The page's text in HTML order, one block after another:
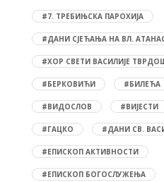
#7. ТРЕБИЊСКА ПАРОХИЈА
#ДАНИ СЈЕЋАЊА НА ВЛ.
#ХОР СВЕТИ ВАСИЛИЈЕ
#БЕРКОВИЋИ #БИЛЕЋА
#ВИДОСЛОВ #ВИЈЕСТИ
#ГАЦКО #ДАНИ СВ.
#ЕПИСКОП АКТИВНОСТИ
#ЕПИСКОП БОГОСЛУЖЕЊА